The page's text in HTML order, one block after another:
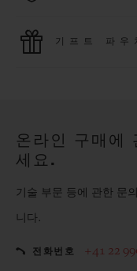
모든 제품은 빠르고 안
기프트 파우
온라인 구매에
세요.
기술 부문 등에 관한 문
니다.
전화번호 +41 22